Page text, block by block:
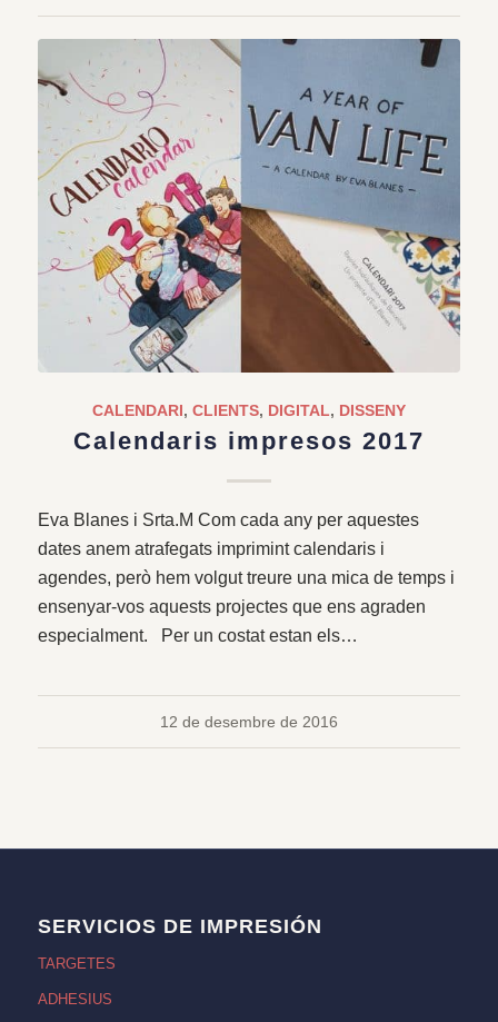
CALENDARI, CLIENTS, DIGITAL, DISSENY
Calendaris impresos 2017
Eva Blanes i Srta.M Com cada any per aquestes
dates anem atrafegats imprimint calendaris i
agendes, però hem volgut treure una mica de temps i
ensenyar-vos aquests projectes que ens agraden
especialment. Per un costat estan els…
12 de desembre de 2016
SERVICIOS DE IMPRESIÓN
TARGETES
ADHESIUS